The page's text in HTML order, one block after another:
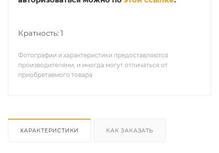
Кратность: 1
Фотографии и характеристики предоставляются
производителями, и иногда могут отличаться от
приобретаемого товара
ХАРАКТЕРИСТИКИ КАК ЗАКАЗАТЬ